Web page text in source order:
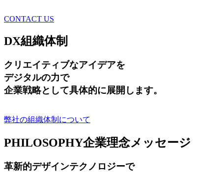
CONTACT US
DX組織体制
クリエイティブなアイデアを
デジタルの力で
企業戦略として具体的に展開します。
弊社の組織体制について
PHILOSOPHY企業理念メッセージ
革新的デザインテクノロジーで